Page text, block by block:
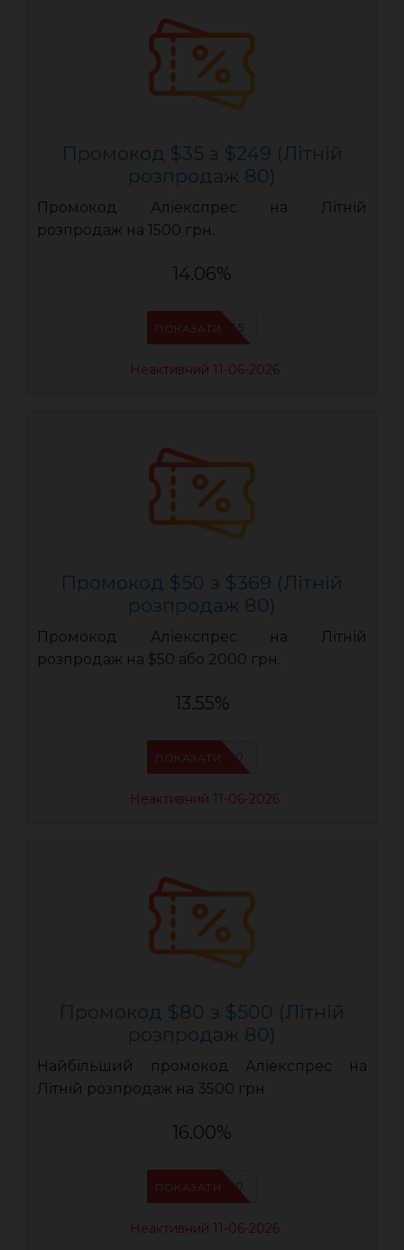
Промокод $35 з $249 (Літній
розпродаж 80)
Промокод Аліекспрес на Літній
розпродаж на 1500 грн.
14.06%
LR35
ПОКАЗАТИ
Неактивний 11-06-2026
Промокод $50 з $369 (Літній
розпродаж 80)
Промокод Аліекспрес на Літній
розпродаж на $50 або 2000 грн.
13.55%
LR50
ПОКАЗАТИ
Неактивний 11-06-2026
Промокод $80 з $500 (Літній
розпродаж 80)
Найбільший промокод Аліекспрес на
Літній розпродаж на 3500 грн
16.00%
LR80
ПОКАЗАТИ
Неактивний 11-06-2026